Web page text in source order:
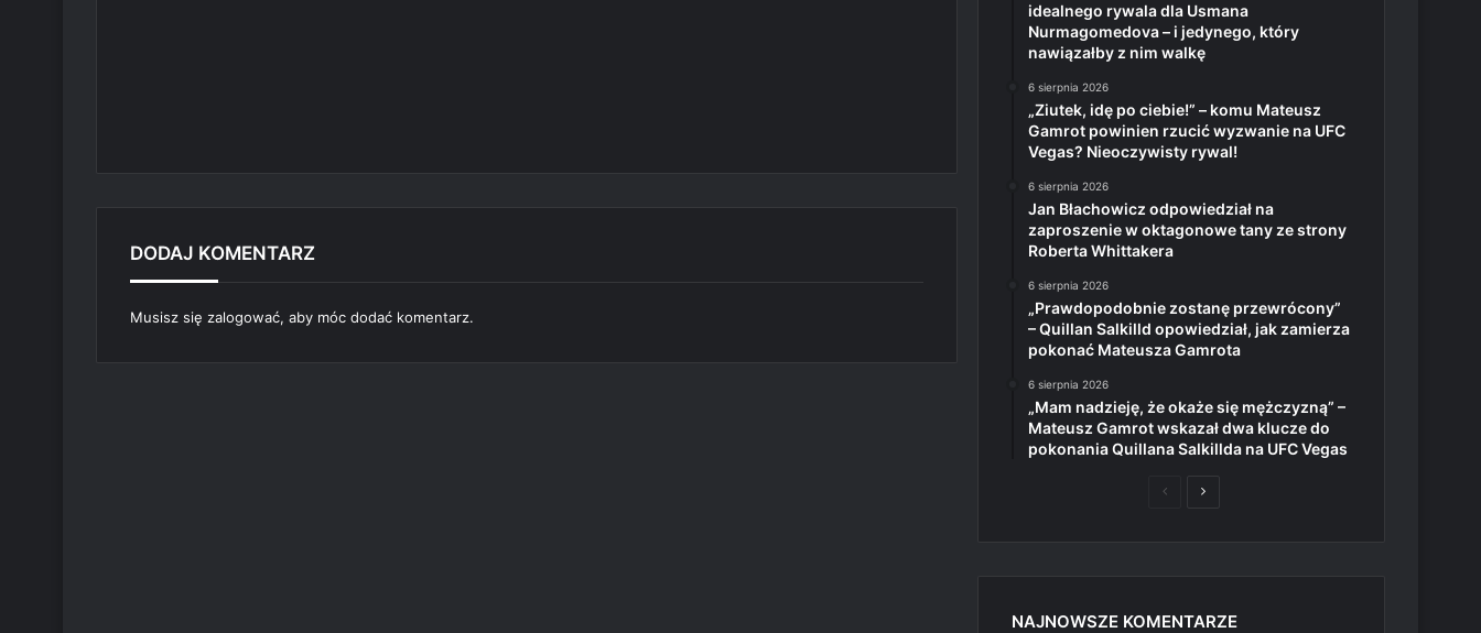
DODAJ KOMENTARZ
Musisz się zalogować, aby móc dodać komentarz.
idealnego rywala dla Usmana
Nurmagomedova – i jedynego, który
nawiązałby z nim walkę
6 sierpnia 2026
„Ziutek, idę po ciebie!” – komu Mateusz
Gamrot powinien rzucić wyzwanie na UFC
Vegas? Nieoczywisty rywal!
6 sierpnia 2026
Jan Błachowicz odpowiedział na
zaproszenie w oktagonowe tany ze strony
Roberta Whittakera
6 sierpnia 2026
„Prawdopodobnie zostanę przewrócony”
– Quillan Salkilld opowiedział, jak zamierza
pokonać Mateusza Gamrota
6 sierpnia 2026
„Mam nadzieję, że okaże się mężczyzną” –
Mateusz Gamrot wskazał dwa klucze do
pokonania Quillana Salkillda na UFC Vegas
PoprzedniaNastępna
NAJNOWSZE KOMENTARZE